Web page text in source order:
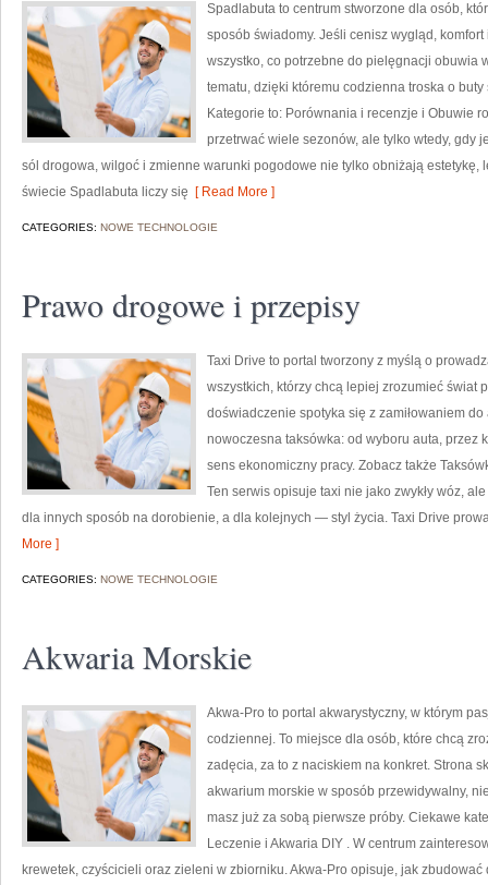
Spadlabuta to centrum stworzone dla osób,
sposób świadomy. Jeśli cenisz wygląd,
wszystko, co potrzebne do pielęgnacji obuwia
tematu, dzięki któremu codzienna troska o
Kategorie to: Porównania i recenzje i Obuwie
przetrwać wiele sezonów, ale tylko wtedy, gdy
sól drogowa, wilgoć i zmienne warunki pogodowe nie tylko obniżają estetykę,
świecie Spadlabuta liczy się [ Read More ]
CATEGORIES: NOWE TECHNOLOGIE
Prawo drogowe i przepisy
Taxi Drive to portal tworzony z myślą o
wszystkich, którzy chcą lepiej zrozumieć świat
doświadczenie spotyka się z zamiłowaniem
nowoczesna taksówka: od wyboru auta, przez
sens ekonomiczny pracy. Zobacz także
Ten serwis opisuje taxi nie jako zwykły wóz,
dla innych sposób na dorobienie, a dla kolejnych — styl życia. Taxi Drive
More ]
CATEGORIES: NOWE TECHNOLOGIE
Akwaria Morskie
Akwa-Pro to portal akwarystyczny, w którym
codziennej. To miejsce dla osób, które chcą
zadęcia, za to z naciskiem na konkret. Strona
akwarium morskie w sposób przewidywalny,
masz już za sobą pierwsze próby. Ciekawe
Leczenie i Akwaria DIY . W centrum
krewetek, czyścicieli oraz zieleni w zbiorniku. Akwa-Pro opisuje, jak